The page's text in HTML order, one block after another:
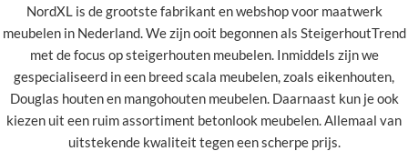
NordXL is de grootste fabrikant en webshop voor maatwerk
meubelen in Nederland.We zijn ooit begonnen als SteigerhoutTrend
met de focus op steigerhouten meubelen. Inmiddels zijn we
gespecialiseerd in een breed scala meubelen, zoals eikenhouten,
Douglas houten en mangohouten meubelen. Daarnaast kun je ook
kiezen uit een ruim assortiment betonlook meubelen. Allemaal van
uitstekende kwaliteit tegen een scherpe prijs.